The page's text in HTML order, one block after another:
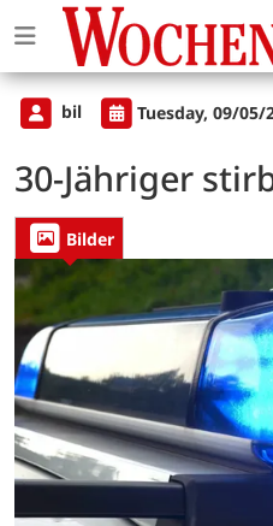
bil Tuesday, 09/05/
30-Jähriger
Bilder